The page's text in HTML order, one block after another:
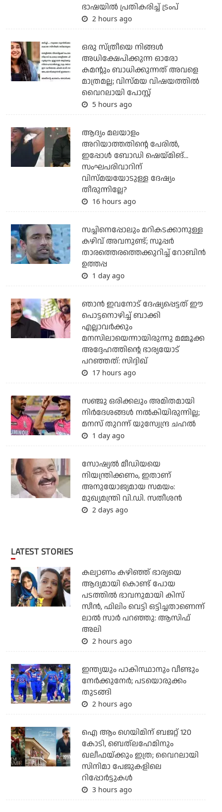
ഭാഷയില്‍ പ്രതികരിച്ച് ട്രംപ്
2 hours ago
ഒരു സ്ത്രീയെ നിങ്ങള്‍
അധിക്ഷേപിക്കുന്ന ഓരോ
കമന്റും ബാധിക്കുന്നത് അവളെ
മാത്രമല്ല; വിസ്മയ വിഷയത്തില്‍
വൈറലായി പോസ്റ്റ്
5 hours ago
ആദ്യം മലയാളം
അറിയാത്തതിന്റെ പേരില്‍,
ഇപ്പോള്‍ ബോഡി ഷെയ്മിങ്...
സംഘപരിവാറിന്
വിസ്മയയോടുള്ള ദേഷ്യം
തീരുന്നില്ലേ?
16 hours ago
സച്ചിനെപ്പോലും മറികടക്കാനുള്ള
കഴിവ് അവനുണ്ട്; സൂപ്പര്‍
താരത്തെരത്തെക്കുറിച്ച് റോബിന്‍
ഉത്തപ്പ
1 day ago
ഞാന്‍ ഇവനോട് ദേഷ്യപ്പെട്ടത് ഈ
പൊട്ടനൊഴിച്ച് ബാക്കി
എല്ലാവര്‍ക്കും
മനസിലായെന്നായിരുന്നു മമ്മൂക്ക
അദ്ദേഹത്തിന്റെ ഭാര്യയോട്
പറഞ്ഞത്: സിദ്ദിഖ്
17 hours ago
സഞ്ജു ഒരിക്കലും അമിതമായി
നിര്‍ദേശങ്ങള്‍ നല്‍കിയിരുന്നില്ല;
മനസ് തുറന്ന് യുസ്വേന്ദ്ര ചഹല്‍
1 day ago
സോഷ്യല്‍ മീഡിയയെ
നിയന്ത്രിക്കണം, ഇതാണ്
അനുയോജ്യമായ സമയം:
മുഖ്യമന്ത്രി വി.ഡി. സതീശന്‍
2 days ago
LATEST STORIES
കല്യാണം കഴിഞ്ഞ് ഭാര്യയെ
ആദ്യമായി കൊണ്ട് പോയ
പടത്തില്‍ ഭാവനുമായി കിസ്
സീന്‍, ഫിലിം വെട്ടി ഒട്ടിച്ചതാണെന്ന്
ലാല്‍ സാര്‍ പറഞ്ഞു: ആസിഫ്
അലി
2 hours ago
ഇന്ത്യയും പാകിസ്ഥാനും വീണ്ടും
നേര്‍ക്കുനേര്‍; പടയൊരുക്കം
തുടങ്ങി
2 hours ago
ഐ ആം ഗെയിമിന് ബജറ്റ് 120
കോടി, ബെത്‌ലഹേമിനും
ഖലീഫയ്ക്കും ഇത്ര; വൈറലായി
സിനിമാ പേജുകളിലെ
റിപ്പോര്‍ട്ടുകള്‍
3 hours ago